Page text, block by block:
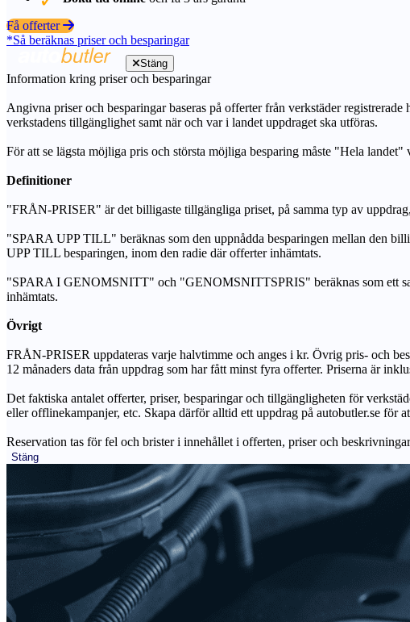
Få offerter
*Så beräknas priser och besparingar
Stäng
Information kring priser och besparingar
Angivna priser och besparingar baseras på offerter från verkstäder
verkstadens tillgänglighet samt när och var i landet uppdraget ska utföras.
För att se lägsta möjliga pris och största möjliga besparing måste "Hela
Definitioner
"FRÅN-PRISER" är det billigaste tillgängliga priset, på samma typ av
"SPARA UPP TILL" beräknas som den uppnådda besparingen mellan den
UPP TILL besparingen, inom den radie där offerter inhämtats.
"SPARA I GENOMSNITT" och "GENOMSNITTSPRIS" beräknas som ett
inhämtats.
Övrigt
FRÅN-PRISER uppdateras varje halvtimme och anges i kr. Övrig pris- och
12 månaders data från uppdrag som har fått minst fyra offerter. Priserna är
Det faktiska antalet offerter, priser, besparingar och tillgängligheten för
eller offlinekampanjer, etc. Skapa därför alltid ett uppdrag på autobutler.se för
Reservation tas för fel och brister i innehållet i offerten, priser och
Stäng